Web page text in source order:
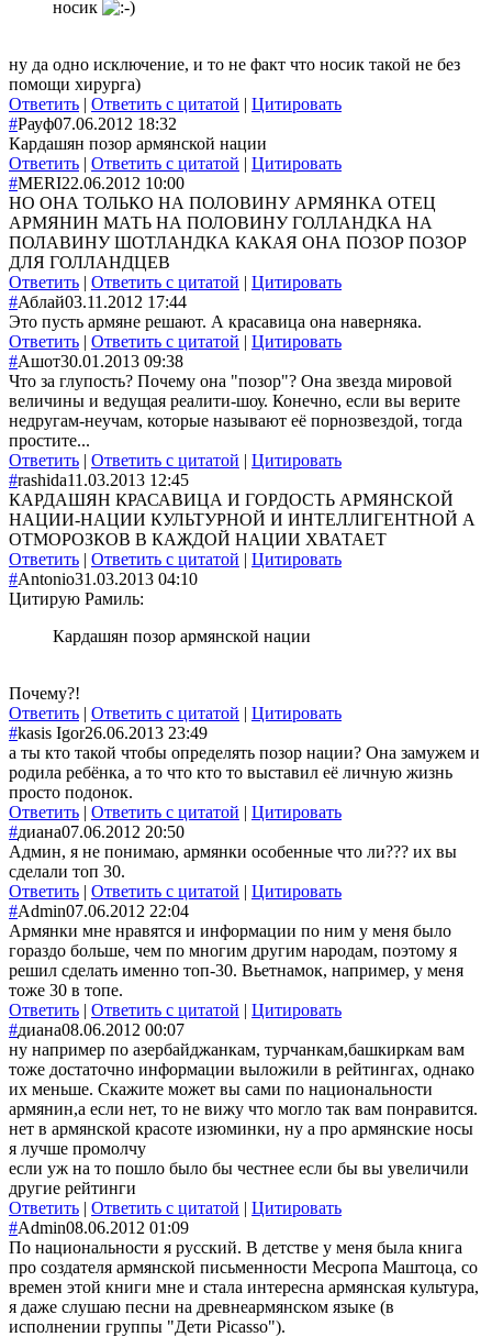
носик
ну да одно исключение, и то не факт что носик такой не без
помощи хирурга)
Ответить | Ответить с цитатой | Цитировать
#Рауф07.06.2012 18:32
Кардашян позор армянской нации
Ответить | Ответить с цитатой | Цитировать
#MERI22.06.2012 10:00
НО ОНА ТОЛЬКО НА ПОЛОВИНУ АРМЯНКА ОТЕЦ
АРМЯНИН МАТЬ НА ПОЛОВИНУ ГОЛЛАНДКА НА
ПОЛАВИНУ ШОТЛАНДКА КАКАЯ ОНА ПОЗОР ПОЗОР
ДЛЯ ГОЛЛАНДЦЕВ
Ответить | Ответить с цитатой | Цитировать
#Аблай03.11.2012 17:44
Это пусть армяне решают. А красавица она наверняка.
Ответить | Ответить с цитатой | Цитировать
#Aшот30.01.2013 09:38
Что за глупость? Почему она "позор"? Она звезда мировой
величины и ведущая реалити-шоу. Конечно, если вы верите
недругам-неучам, которые называют её порнозвездой, тогда
простите...
Ответить | Ответить с цитатой | Цитировать
#rashida11.03.2013 12:45
КАРДАШЯН КРАСАВИЦА И ГОРДОСТЬ АРМЯНСКОЙ
НАЦИИ-НАЦИИ КУЛЬТУРНОЙ И ИНТЕЛЛИГЕНТНОЙ А
ОТМОРОЗКОВ В КАЖДОЙ НАЦИИ ХВАТАЕТ
Ответить | Ответить с цитатой | Цитировать
#Antonio31.03.2013 04:10
Цитирую Рамиль:
Кардашян позор армянской нации
Почему?!
Ответить | Ответить с цитатой | Цитировать
#kasis Igor26.06.2013 23:49
а ты кто такой чтобы определять позор нации? Она замужем и
родила ребёнка, а то что кто то выставил её личную жизнь
просто подонок.
Ответить | Ответить с цитатой | Цитировать
#диана07.06.2012 20:50
Админ, я не понимаю, армянки особенные что ли??? их вы
сделали топ 30.
Ответить | Ответить с цитатой | Цитировать
#Admin07.06.2012 22:04
Армянки мне нравятся и информации по ним у меня было
гораздо больше, чем по многим другим народам, поэтому я
решил сделать именно топ-30. Вьетнамок, например, у меня
тоже 30 в топе.
Ответить | Ответить с цитатой | Цитировать
#диана08.06.2012 00:07
ну например по азербайджанкам, турчанкам,башкиркам вам
тоже достаточно информации выложили в рейтингах, однако
их меньше. Скажите может вы сами по национальности
армянин,а если нет, то не вижу что могло так вам понравится.
нет в армянской красоте изюминки, ну а про армянские носы
я лучше промолчу
если уж на то пошло было бы честнее если бы вы увеличили
другие рейтинги
Ответить | Ответить с цитатой | Цитировать
#Admin08.06.2012 01:09
По национальности я русский. В детстве у меня была книга
про создателя армянской письменности Месропа Маштоца, со
времен этой книги мне и стала интересна армянская культура,
я даже слушаю песни на древнеармянском языке (в
исполнении группы "Дети Picasso").